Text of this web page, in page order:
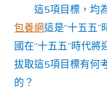
這5項目標，均
包養網這是“十五五”
國在“十五五”時代將
拔取這5項目標有何
的？